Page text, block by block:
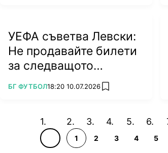
УЕФА съветва Левски:
Не продавайте билети
за следващото
гостуване
ПОВЕЧЕ ОТ
БГ ФУТБОЛ18:20 10.07.2026 add favorites
1 2 3 4 5